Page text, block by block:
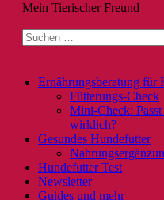
Mein Tierischer Freund
Suche
nach:
Ernährungsberatung für
Fütterungs-Check
Mini-Check:
wirklich?
Gesundes Hundefutter
Hundefutter Test
Newsletter
Guides und mehr